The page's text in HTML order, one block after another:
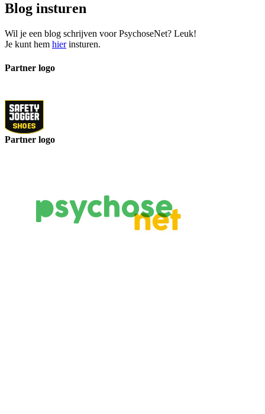
Blog insturen
Wil je een blog schrijven voor PsychoseNet? Leuk!
Je kunt hem hierinsturen.
Partner logo
Partner logo